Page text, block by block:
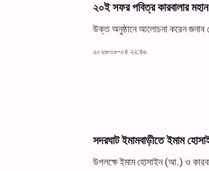
২০ই সফর পবিত্র কারবালার
উক্ত অনুষ্ঠানে আলোচনা করেন জনাব
২০২৬-০৮-০৪ ২২:৪৬
সদরঘাট ইমামবাড়ীতে ইমাম
উপলক্ষে ইমাম হোসাইন (আ.) ও